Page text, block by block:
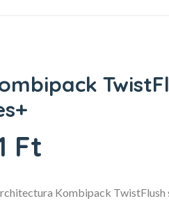
Ft
Kombipack TwistFlush